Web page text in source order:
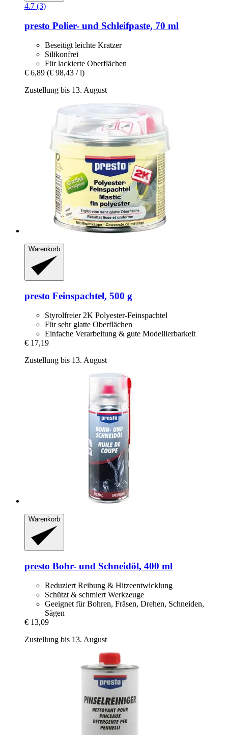
4.7 (3)
presto Polier-​ und Schleifpaste, 70 ml
Beseitigt leichte Kratzer
Silikonfrei
Für lackierte Oberflächen
€ 6,89 (€ 98,43 / l)
Zustellung bis 13. August
Warenkorb
presto Feinspachtel, 500 g
Styrolfreier 2K Polyester-Feinspachtel
Für sehr glatte Oberflächen
Einfache Verarbeitung & gute Modellierbarkeit
€ 17,19
Zustellung bis 13. August
Warenkorb
presto Bohr-​ und Schneidöl, 400 ml
Reduziert Reibung & Hitzeentwicklung
Schützt & schmiert Werkzeuge
Geeignet für Bohren, Fräsen, Drehen, Schneiden,
Sägen
€ 13,09
Zustellung bis 13. August